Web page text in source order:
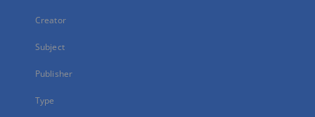
Creator
Subject
Publisher
Type